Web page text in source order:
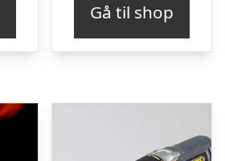
Gå til shop